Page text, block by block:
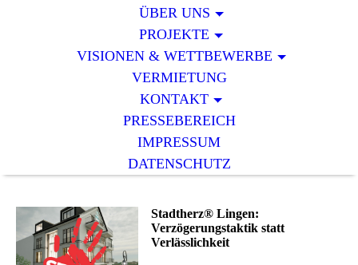
ÜBER UNS
PROJEKTE
VISIONEN & WETTBEWERBE
VERMIETUNG
KONTAKT
PRESSEBEREICH
IMPRESSUM
DATENSCHUTZ
Stadtherz® Lingen:
Verzögerungstaktik statt
Verlässlichkeit